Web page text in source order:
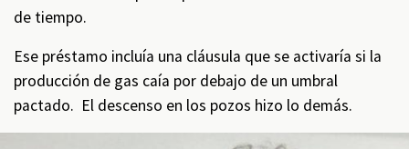
de tiempo.
Ese préstamo incluía una cláusula que se activaría si la
producción de gas caía por debajo de un umbral
pactado. El descenso en los pozos hizo lo demás.